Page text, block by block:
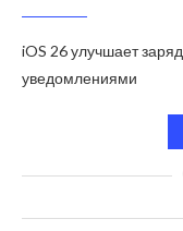
iOS 26 улучшает
уведомлениями